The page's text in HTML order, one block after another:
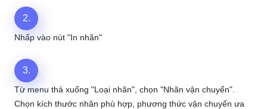
2.
Nhấp vào nút "In nhãn"
3.
Từ menu thả xuống "Loại nhãn", chọn "Nhãn vận chuyển".
Chọn kích thước nhãn phù hợp, phương thức vận chuyển ưa